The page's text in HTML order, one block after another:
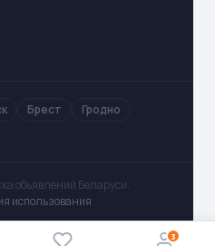
3
Брест
Гродно
объявлений Беларуси. ·
использования